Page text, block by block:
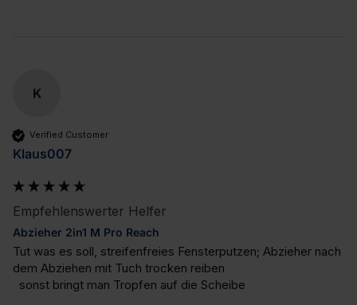
K
Verified Customer
Klaus007
Empfehlenswerter Helfer
Abzieher 2in1 M Pro Reach
Tut was es soll, streifenfreies Fensterputzen; Abzieher nach
dem Abziehen mit Tuch trocken reiben
  sonst bringt man Tropfen auf die Scheibe